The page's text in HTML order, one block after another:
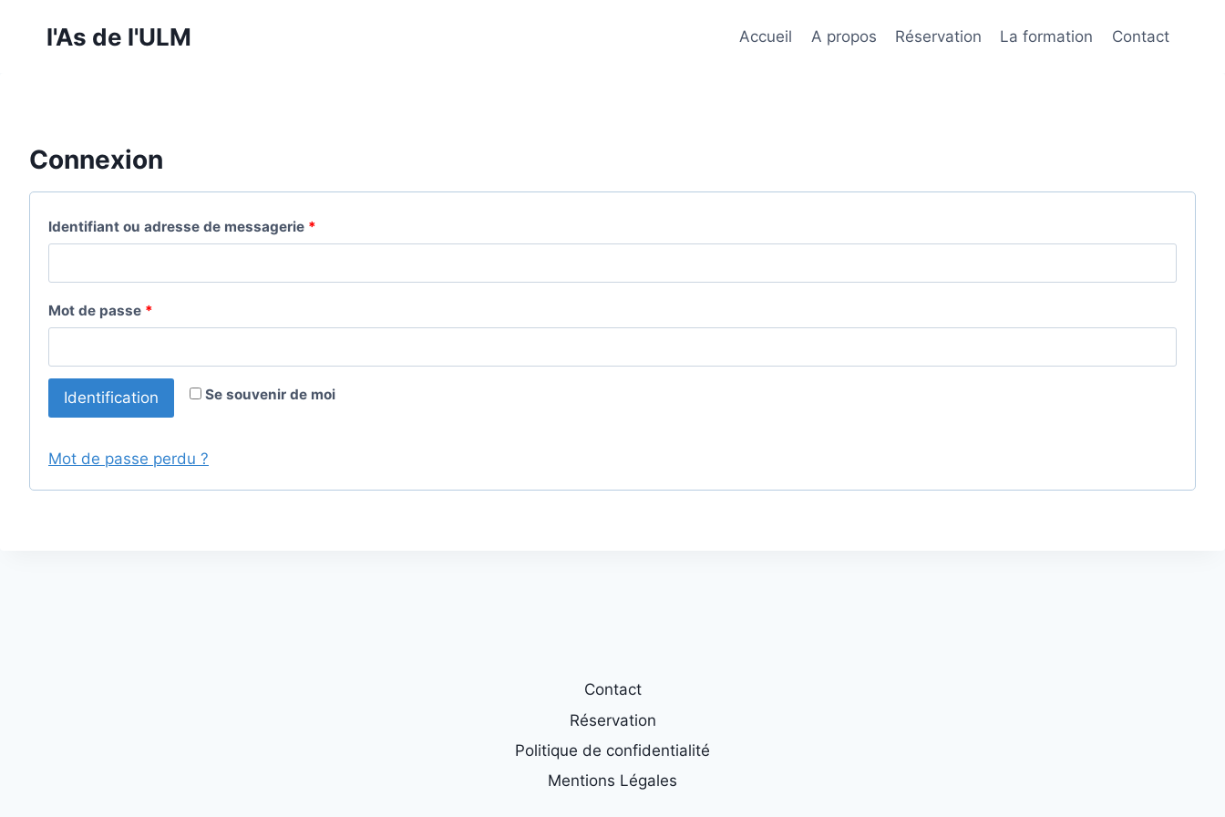
l'As de l'ULM Accueil A propos Réservation La formation Contact
Connexion
Identifiant ou adresse de messagerie *
Mot de passe *
Se souvenir de moi
Identification
Mot de passe perdu ?
Contact
Réservation
Politique de confidentialité
Mentions Légales